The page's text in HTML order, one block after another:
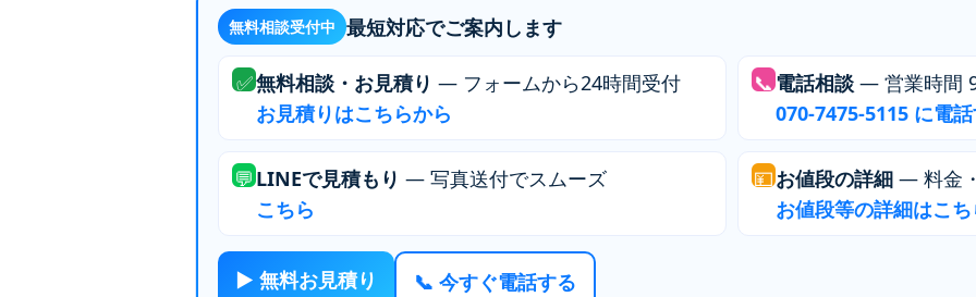
無料相談受付中 最短対応でご案内します
✅無料相談・お見積り — フォームから24時間受付
お見積りはこちらから
📞電話相談 — 営業時間
070-7475-5115 に電
💬LINEで見積もり — 写真送付でスムーズ
こちら
💴お値段の詳細 — 料金
お値段等の詳細はこ
▶ 無料お見積り 📞 今すぐ電話する